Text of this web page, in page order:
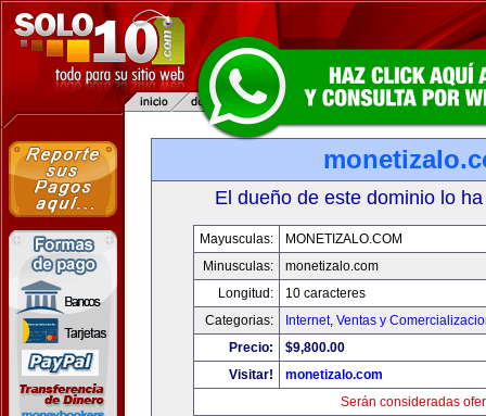
El dueño de este dominio lo
Mayusculas:
MONETIZALO.COM
Minusculas:
monetizalo.com
Longitud:
10 caracteres
Categorias:
Internet, Ventas y
Precio:
$9,800.00
Visitar!
monetizalo.com
Serán consideradas